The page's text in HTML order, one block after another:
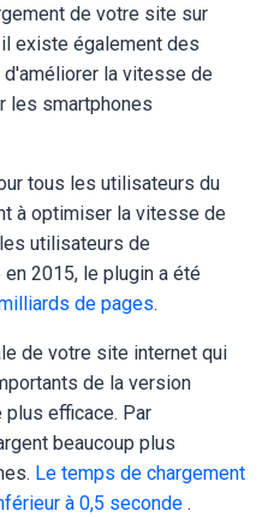
de votre site sur
existe également des
la vitesse de
les smartphones
tous les utilisateurs du
à optimiser la vitesse de
utilisateurs de
2015, le plugin a été
de pages.
de votre site internet qui
de la version
plus efficace. Par
beaucoup plus
Le temps de chargement
à 0,5 seconde .